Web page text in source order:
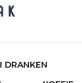
DRANKEN